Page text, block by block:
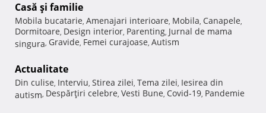
Casă şi familie
Mobila bucatarie, Amenajari interioare, Mobila, Canapele,
Dormitoare, Design interior, Parenting, Jurnal de mama
singura, Gravide, Femei curajoase, Autism
Actualitate
Din culise, Interviu, Stirea zilei, Tema zilei, Iesirea din
autism, Despărţiri celebre, Vesti Bune, Covid-19, Pandemie